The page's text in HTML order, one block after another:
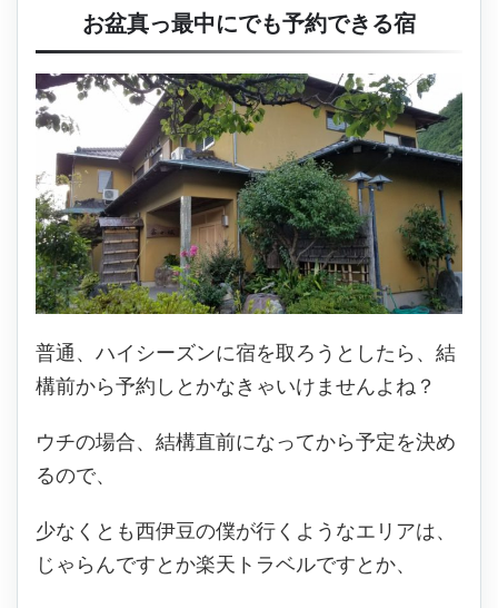
お盆真っ最中にでも予約できる宿
普通、ハイシーズンに宿を取ろうとしたら、結
構前から予約しとかなきゃいけませんよね？
ウチの場合、結構直前になってから予定を決め
るので、
少なくとも西伊豆の僕が行くようなエリアは、
じゃらんですとか楽天トラベルですとか、